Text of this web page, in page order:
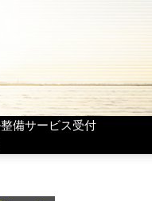
備サービス受付